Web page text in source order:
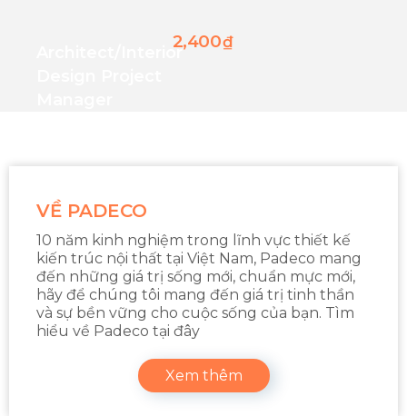
2,400₫
Architect/interior
VỀ PADECO
10 năm kinh nghiệm trong lĩnh vực thiết kế
kiến trúc nội thất tại Việt Nam, Padeco mang
đến những giá trị sống mới, chuẩn mực mới,
hãy để chúng tôi mang đến giá trị tinh thần
và sự bền vững cho cuộc sống của bạn. Tìm
hiểu về Padeco tại đây
Xem thêm